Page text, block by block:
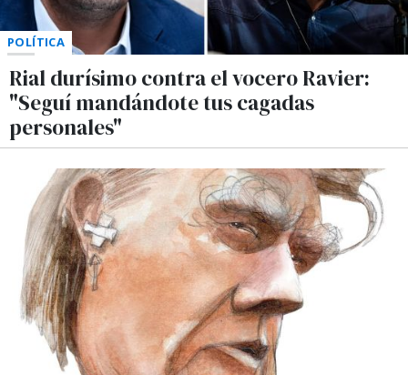
POLÍTICA
Rial durísimo contra el vocero Ravier:
"Seguí mandándote tus cagadas
personales"